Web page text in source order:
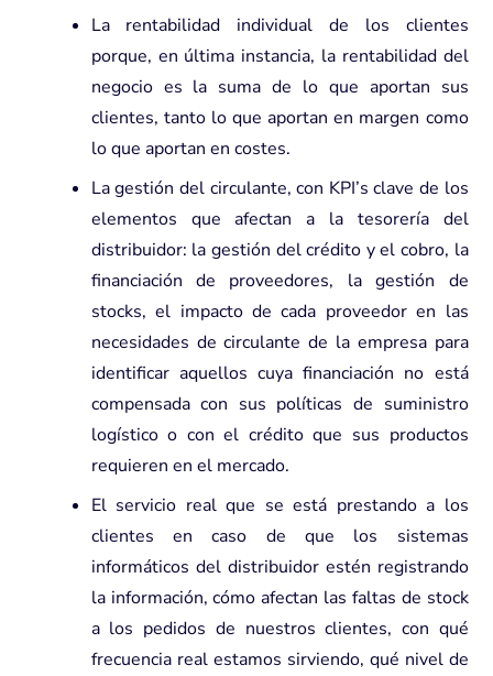
La rentabilidad individual de los clientes
porque, en última instancia, la rentabilidad del
negocio es la suma de lo que aportan sus
clientes, tanto lo que aportan en margen como
lo que aportan en costes.
La gestión del circulante, con KPI’s clave de los
elementos que afectan a la tesorería del
distribuidor: la gestión del crédito y el cobro, la
financiación de proveedores, la gestión de
stocks, el impacto de cada proveedor en las
necesidades de circulante de la empresa para
identificar aquellos cuya financiación no está
compensada con sus políticas de suministro
logístico o con el crédito que sus productos
requieren en el mercado.
El servicio real que se está prestando a los
clientes en caso de que los sistemas
informáticos del distribuidor estén registrando
la información, cómo afectan las faltas de stock
a los pedidos de nuestros clientes, con qué
frecuencia real estamos sirviendo, qué nivel de